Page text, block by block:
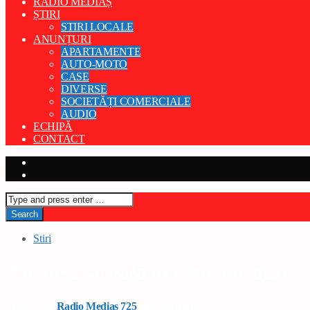
ȘTIRI
STIRI LOCALE
ANUNȚURI
APARTAMENTE
AUTO-MOTO
CASE
DIVERSE
SOCIETĂȚI COMERCIALE
AUDIO
ECHIPĂ
CONTACT
Stiri
Radio Medias 725on 3 februarie 2026